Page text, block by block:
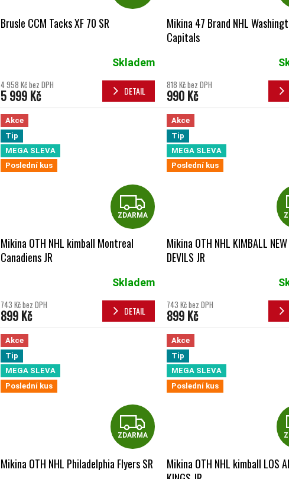
Brusle CCM Tacks XF 70 SR
Průměrné hodnocení produktu je 5,0 z 5 hvězdiček.
Skladem
4 958 Kč bez DPH
5 999 Kč DETAIL
Mikina 47 Brand NHL
Capitals
818 Kč bez DPH
990 Kč
Akce
Tip
MEGA SLEVA
Poslední kus
ZDARMA
ZDARMA
Mikina OTH NHL kimball Montreal
Canadiens JR
Skladem
743 Kč bez DPH
899 Kč DETAIL
Akce
Tip
MEGA SLEVA
Poslední kus
Mikina OTH NHL KIMBALL NEW
DEVILS JR
743 Kč bez DPH
899 Kč
Akce
Tip
MEGA SLEVA
Poslední kus
ZDARMA
ZDARMA
Mikina OTH NHL Philadelphia Flyers SR
Akce
Tip
MEGA SLEVA
Poslední kus
Mikina OTH NHL kimball LOS